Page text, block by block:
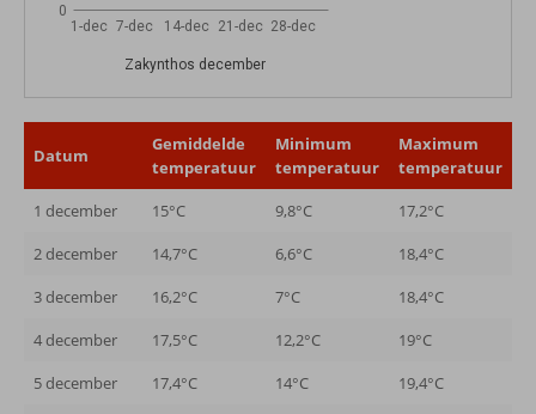
1-dec 7-dec 14-dec 21-dec 28-dec
Zakynthos december
0
Datum
Gemiddelde
temperatuur
Minimum
temperatuur
Maximum
temperatuur
1 december
15°C 9,8°C
17,2°C
2 december
14,7°C 6,6°C
18,4°C
3 december
16,2°C 7°C
18,4°C
4 december
17,5°C 12,2°C
19°C
5 december
17,4°C 14°C
19,4°C